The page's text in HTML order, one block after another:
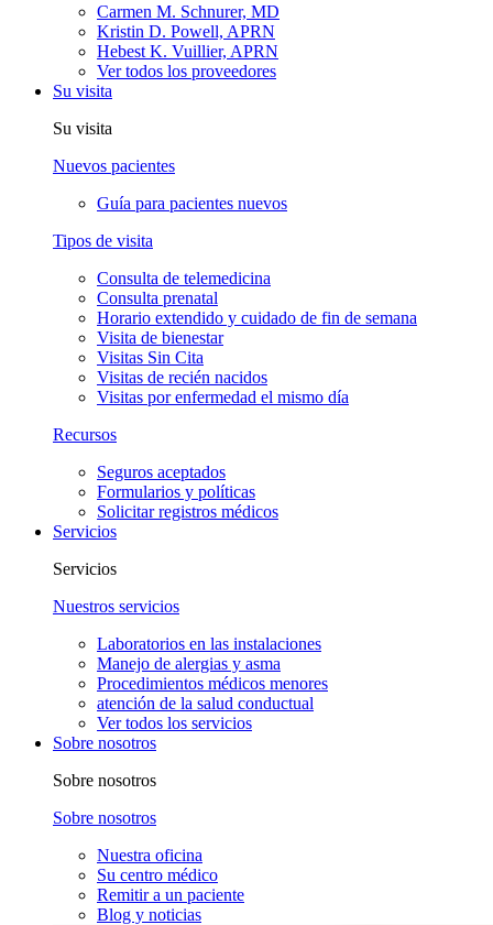
Carmen M. Schnurer, MD
Kristin D. Powell, APRN
Hebest K. Vuillier, APRN
Ver todos los proveedores
Su visita
Su visita
Nuevos pacientes
Guía para pacientes nuevos
Tipos de visita
Consulta de telemedicina
Consulta prenatal
Horario extendido y cuidado de fin de semana
Visita de bienestar
Visitas Sin Cita
Visitas de recién nacidos
Visitas por enfermedad el mismo día
Recursos
Seguros aceptados
Formularios y políticas
Solicitar registros médicos
Servicios
Servicios
Nuestros servicios
Laboratorios en las instalaciones
Manejo de alergias y asma
Procedimientos médicos menores
atención de la salud conductual
Ver todos los servicios
Sobre nosotros
Sobre nosotros
Sobre nosotros
Nuestra oficina
Su centro médico
Remitir a un paciente
Blog y noticias